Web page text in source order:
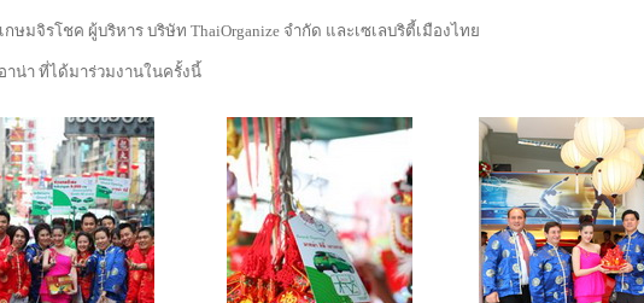
ษมจิรโชค ผู้บริหาร บริษัท ThaiOrganizeจำกัด และเซเลบริตี้เมืองไทย
น่า ที่ได้มาร่วมงานในครั้งนี้